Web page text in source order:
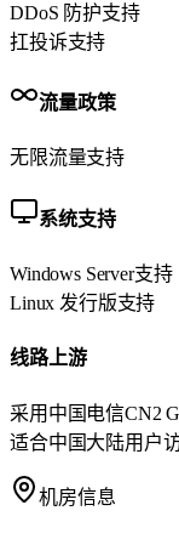
DDoS 防护支持
扛投诉支持
流量政策
无限流量支持
系统支持
Windows Server支持
Linux 发行版支持
线路上游
采用中国电信CN2
适合中国大陆用户访
机房信息